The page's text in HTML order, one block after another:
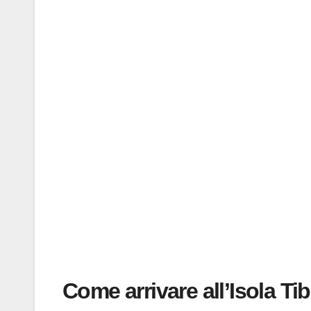
Come arrivare all’Isola